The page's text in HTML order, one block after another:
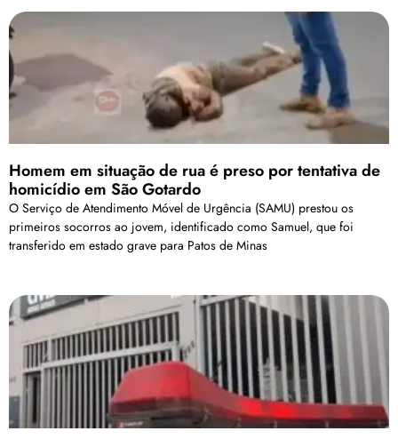
Homem em situação de rua é preso por tentativa de
homicídio em São Gotardo
O Serviço de Atendimento Móvel de Urgência (SAMU) prestou os
primeiros socorros ao jovem, identificado como Samuel, que foi
transferido em estado grave para Patos de Minas